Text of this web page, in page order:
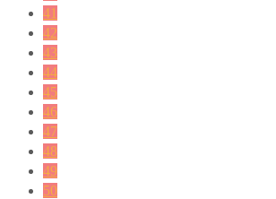
41
42
43
44
45
46
47
48
49
50